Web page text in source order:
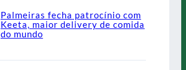
Palmeiras fecha patrocínio com
Keeta, maior delivery de comida
do mundo